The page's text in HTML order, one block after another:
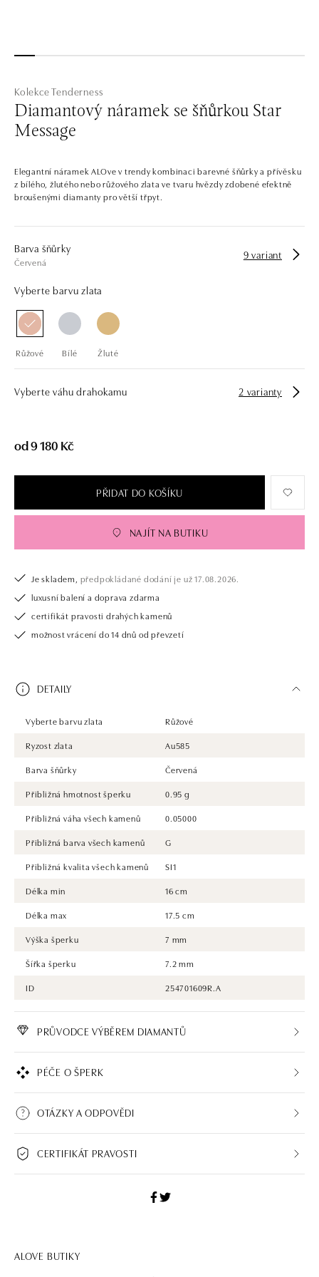
Kolekce Tenderness
Diamantový náramek se šňůrkou Star
Message
Elegantní náramek ALOve v trendy kombinaci barevné šňůrky a přívěsku
z bílého, žlutého nebo růžového zlata ve tvaru hvězdy zdobené efektně
broušenými diamanty pro větší třpyt.
Barva šňůrky
Červená
9 variant
Vyberte barvu zlata
Růžové Bílé Žluté
Vyberte váhu drahokamu 2 varianty
od 9 180 Kč
PŘIDAT DO KOŠÍKU
NAJÍT NA BUTIKU
Je skladem, předpokládané dodání je už 17.08.2026.
luxusní balení a doprava zdarma
certifikát pravosti drahých kamenů
možnost vrácení do 14 dnů od převzetí
DETAILY
Vyberte barvu zlata
Růžové
Ryzost zlata
Au585
Barva šňůrky
Červená
Přibližná hmotnost šperku
0.95 g
Přibližná váha všech kamenů
0.05000
Přibližná barva všech kamenů
G
Přibližná kvalita všech kamenů
SI1
Délka min
16 cm
Délka max
17.5 cm
Výška šperku
7 mm
Šířka šperku
7.2 mm
ID
254701609R.A
PRŮVODCE VÝBĚREM DIAMANTŮ
PÉČE O ŠPERK
OTÁZKY A ODPOVĚDI
CERTIFIKÁT PRAVOSTI
ALOVE BUTIKY